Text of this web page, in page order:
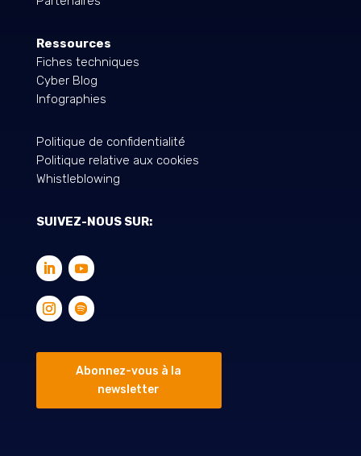
Ressources
Fiches techniques
Cyber Blog
Infographies
Politique de confidentialité
Politique relative aux cookies
Whistleblowing
SUIVEZ-NOUS SUR:
Abonnez-vous à la
newsletter